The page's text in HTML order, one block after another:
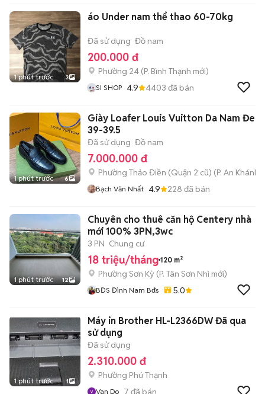
1 phút trước 3
áo Under nam thể thao 60-70kg
Đã sử dụng Đồ nam
200.000 đ
Phường 24 (P. Bình Thạnh mới)
SI SHOP 4.9 4403 đã bán
1 phút trước 6
Giày Loafer Louis Vuitton Da Nam Đen
39-39.5
Đã sử dụng Đồ nam
7.000.000 đ
Phường Thảo Điền (Quận 2 cũ) (P. An Khánh
Bạch Văn Nhất 4.9 228 đã bán
1 phút trước 12
Chuyên cho thuê căn hộ Centery nhà
mới 100% 3PN,3wc
3 PN Chung cư
18 triệu/tháng 120 m²
Phường Sơn Kỳ (P. Tân Sơn Nhì mới)
BĐS Đình Nam Bđs 5.0
1 phút trước 1
Máy in Brother HL-L2366DW Đã qua
sử dụng
Đã sử dụng
2.310.000 đ
Phường Phú Thạnh
Van Do 7 đã bán